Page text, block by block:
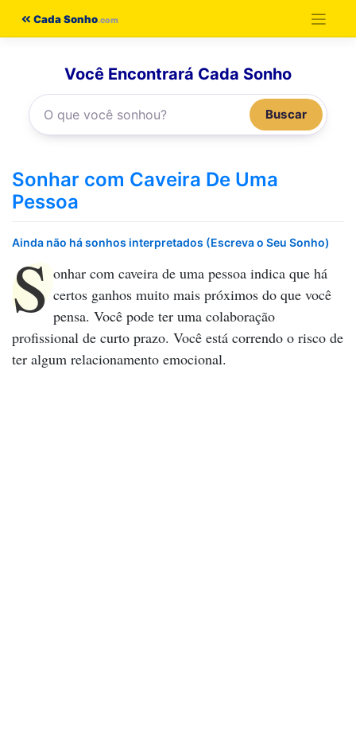
Cada Sonho
Você Encontrará Cada Sonho
Buscar
Sonhar com Caveira De Uma
Pessoa
Ainda não há sonhos interpretados (Escreva o Seu Sonho)
S onhar com caveira de uma pessoa indica que há
certos ganhos muito mais próximos do que você
pensa. Você pode ter uma colaboração
profissional de curto prazo. Você está correndo o risco de
ter algum relacionamento emocional.